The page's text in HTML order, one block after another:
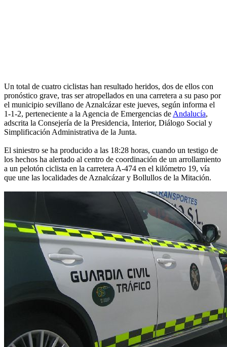
Un total de cuatro ciclistas han resultado heridos, dos de ellos con
pronóstico grave, tras ser atropellados en una carretera a su paso por
el municipio sevillano de Aznalcázar este jueves, según informa el
1-1-2, perteneciente a la Agencia de Emergencias de Andalucía,
adscrita la Consejería de la Presidencia, Interior, Diálogo Social y
Simplificación Administrativa de la Junta.
El siniestro se ha producido a las 18:28 horas, cuando un testigo de
los hechos ha alertado al centro de coordinación de un arrollamiento
a un pelotón ciclista en la carretera A-474 en el kilómetro 19, vía
que une las localidades de Aznalcázar y Bollullos de la Mitación.